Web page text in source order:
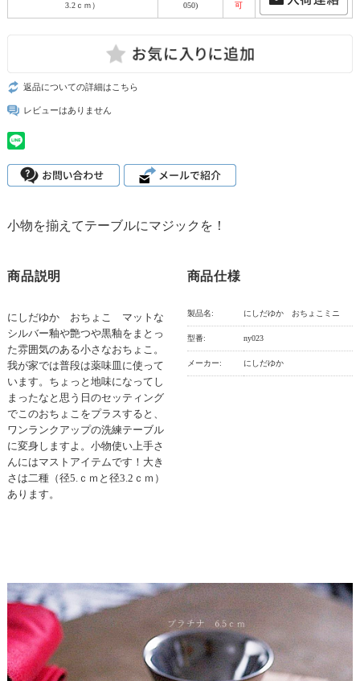
3.2ｃｍ）
050)
可
返品についての詳細はこちら
レビューはありません
小物を揃えてテーブルにマジックを！
商品説明
にしだゆか おちょこ マットな
シルバー釉や艶つや黒釉をまとっ
た雰囲気のある小さなおちょこ。
我が家では普段は薬味皿に使って
います。ちょっと地味になってし
まったなと思う日のセッティング
でこのおちょこをプラスすると、
ワンランクアップの洗練テーブル
に変身しますよ。小物使い上手さ
んにはマストアイテムです！大き
さは二種（径5.ｃｍと径3.2ｃｍ）
あります。
商品仕様
製品名: にしだゆか おちょこミニ
型番: ny023
メーカー: にしだゆか